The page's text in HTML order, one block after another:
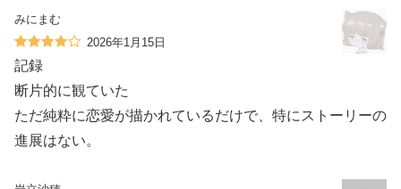
みにまむ
2026年1月15日
記録
断片的に観ていた
ただ純粋に恋愛が描かれているだけで、特にストーリーの
進展はない。